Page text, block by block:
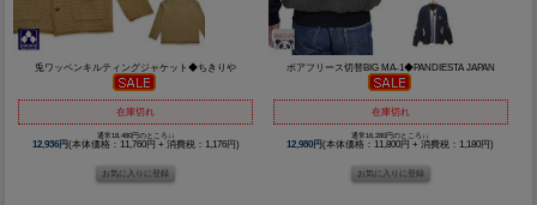
兎ワッペンキルティングジャケット◆ちきりや
在庫切れ
通常18,480円のところ↓↓
12,936円(本体価格：11,760円 + 消費税：1,176円)
ボアフリース切替BIG MA-1◆PANDIESTA JAPAN
在庫切れ
通常16,280円のところ↓↓
12,980円(本体価格：11,800円 + 消費税：1,180円)